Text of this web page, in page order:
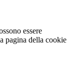
essere
pagina della cookie